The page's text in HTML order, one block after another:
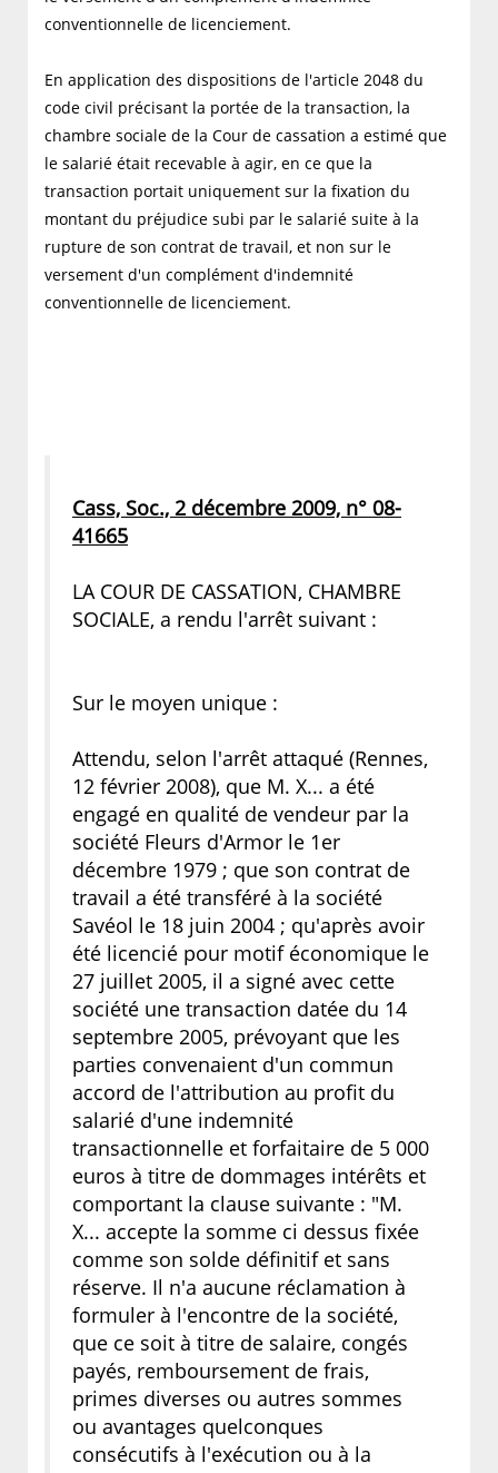
conventionnelle de licenciement.
En application des dispositions de l'article 2048 du
code civil précisant la portée de la transaction, la
chambre sociale de la Cour de cassation a estimé que
le salarié était recevable à agir, en ce que la
transaction portait uniquement sur la fixation du
montant du préjudice subi par le salarié suite à la
rupture de son contrat de travail, et non sur le
versement d'un complément d'indemnité
conventionnelle de licenciement.
Cass, Soc., 2 décembre 2009, n° 08-
41665
LA COUR DE CASSATION, CHAMBRE
SOCIALE, a rendu l'arrêt suivant :
Sur le moyen unique :
Attendu, selon l'arrêt attaqué (Rennes,
12 février 2008), que M. X... a été
engagé en qualité de vendeur par la
société Fleurs d'Armor le 1er
décembre 1979 ; que son contrat de
travail a été transféré à la société
Savéol le 18 juin 2004 ; qu'après avoir
été licencié pour motif économique le
27 juillet 2005, il a signé avec cette
société une transaction datée du 14
septembre 2005, prévoyant que les
parties convenaient d'un commun
accord de l'attribution au profit du
salarié d'une indemnité
transactionnelle et forfaitaire de 5 000
euros à titre de dommages intérêts et
comportant la clause suivante : "M.
X... accepte la somme ci dessus fixée
comme son solde définitif et sans
réserve. Il n'a aucune réclamation à
formuler à l'encontre de la société,
que ce soit à titre de salaire, congés
payés, remboursement de frais,
primes diverses ou autres sommes
ou avantages quelconques
consécutifs à l'exécution ou à la